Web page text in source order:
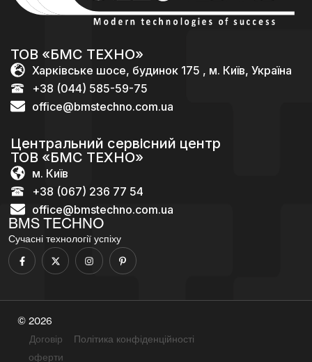
BMS TECHNO
Сучасні технології успіху
ТОВ «БМС ТЕХНО»
Харківське шосе, будинок 175 , м. Київ, Україна
+38 (044) 585-59-75
office@bmstechno.com.ua
Центральний сервісний центр
ТОВ «БМС ТЕХНО»
м. Київ
+38 (067) 236 77 54
office@bmstechno.com.ua
© 2026
Договір
оферти
Політика конфіденційності